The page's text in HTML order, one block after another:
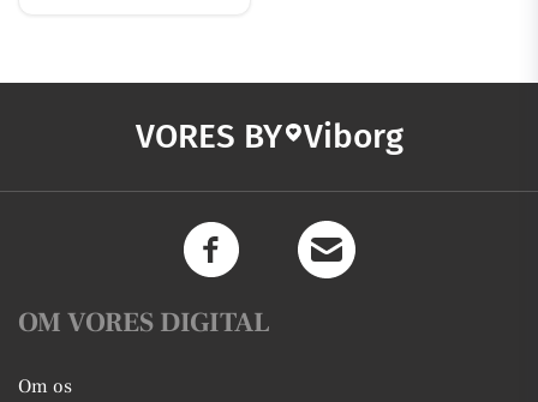
VORES BY Viborg
OM VORES DIGITAL
Om os